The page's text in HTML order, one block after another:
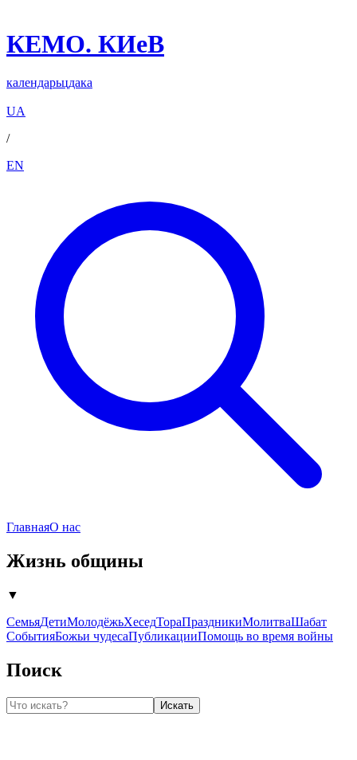
КЕМО. КИеВ
календарьцдака
UA
/
EN
ГлавнаяО нас
Жизнь общины
▼
СемьяДетиМолодёжьХеседТораПраздникиМолитваШабат
СобытияБожьи чудесаПубликацииПомощь во время войны
Поиск